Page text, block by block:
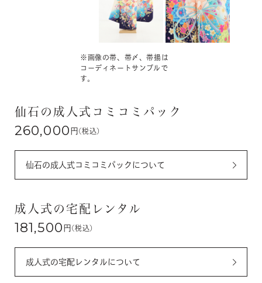
※画像の帯、帯〆、帯揚は
コーディネートサンプルで
す。
仙石の成人式コミコミパック
260,000 円 (税込)
仙石の成人式コミコミパックについて
成人式の宅配レンタル
181,500 円 (税込)
成人式の宅配レンタルについて